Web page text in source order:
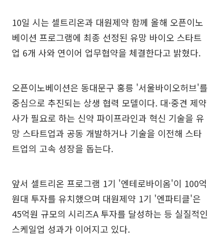
10일 시는 셀트리온과 대원제약 함께 올해 오픈이노
베이션 프로그램에 최종 선정된 유망 바이오 스타트
업 6개 사와 연이어 업무협약을 체결한다고 밝혔다.
오픈이노베이션은 동대문구 홍릉 '서울바이오허브'를
중심으로 추진되는 상생 협력 모델이다. 대·중견 제약
사가 필요로 하는 신약 파이프라인과 혁신 기술을 유
망 스타트업과 공동 개발하거나 기술을 이전해 스타
트업의 고속 성장을 돕는다.
앞서 셀트리온 프로그램 1기 '엔테로바이옴'이 100억
원대 투자를 유치했으며 대원제약 1기 '엔파티클'은
45억원 규모의 시리즈A 투자를 달성하는 등 실질적인
스케일업 성과가 이어지고 있다.